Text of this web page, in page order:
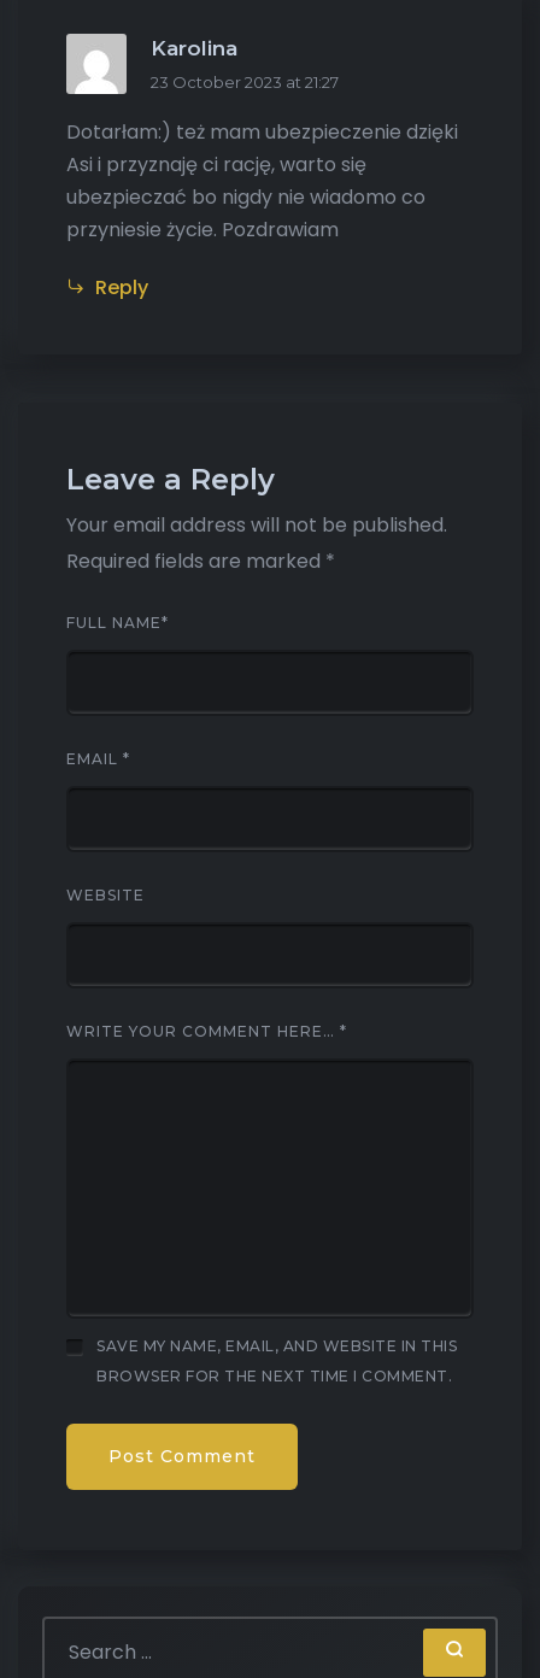
Karolina
23 October 2023 at 21:27
Dotarłam:) też mam ubezpieczenie dzięki
Asi i przyznaję ci rację, warto się
ubezpieczać bo nigdy nie wiadomo co
przyniesie życie. Pozdrawiam
Reply
Leave a Reply
Your email address will not be published.
Required fields are marked *
FULL NAME*
EMAIL *
WEBSITE
WRITE YOUR COMMENT HERE… *
SAVE MY NAME, EMAIL, AND WEBSITE IN THIS
BROWSER FOR THE NEXT TIME I COMMENT.